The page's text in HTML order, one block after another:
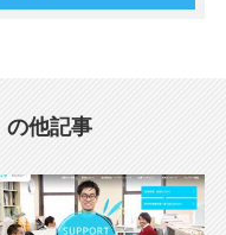
の他記事